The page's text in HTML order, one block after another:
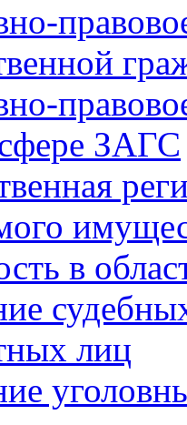
ЗАГС
в
лиц